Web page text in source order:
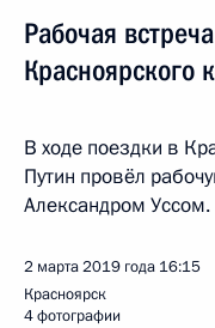
Рабочая
Красноярского
В ходе поездки в
Путин провёл
Александром Уссом.
2 марта 2019 года 16:15
Красноярск
4 фотографии